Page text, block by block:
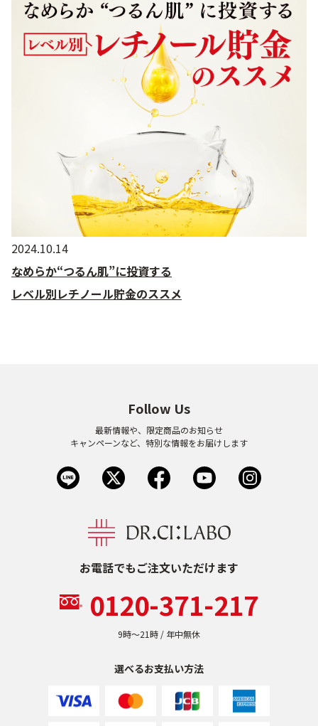
2024.10.14
なめらか“つるん肌”に投資する
レベル別レチノール貯金のススメ
お電話でもご注文いただけます
0120-371-217
9時〜21時 / 年中無休
選べるお支払い方法
Follow Us
最新情報や、限定商品のお知らせ
キャンペーンなど、特別な情報をお届けします